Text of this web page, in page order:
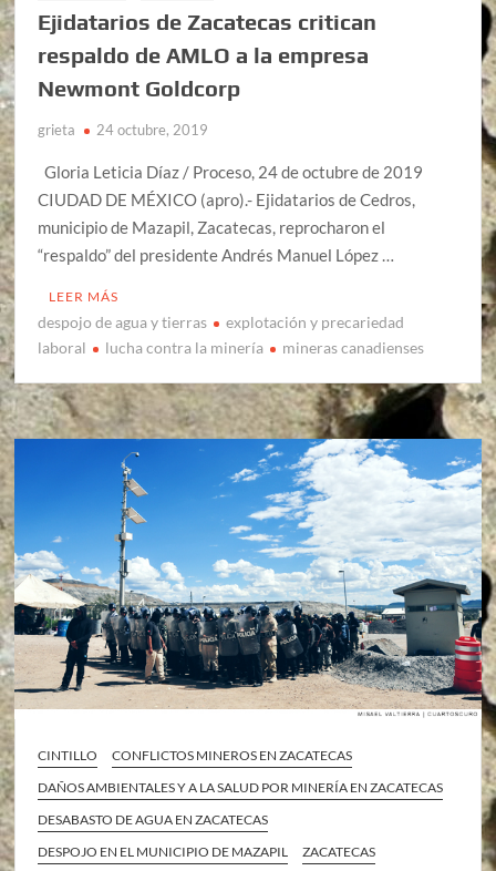
Ejidatarios de Zacatecas critican
respaldo de AMLO a la empresa
Newmont Goldcorp
grieta 24 octubre, 2019
Gloria Leticia Díaz / Proceso, 24 de octubre de 2019
CIUDAD DE MÉXICO (apro).- Ejidatarios de Cedros,
municipio de Mazapil, Zacatecas, reprocharon el
“respaldo” del presidente Andrés Manuel López …
LEER MÁS
despojo de agua y tierras
explotación y precariedad
laboral
lucha contra la minería mineras canadienses
CINTILLO
CONFLICTOS MINEROS EN ZACATECAS
DAÑOS AMBIENTALES Y A LA SALUD POR MINERÍA EN ZACATECAS
DESABASTO DE AGUA EN ZACATECAS
DESPOJO EN EL MUNICIPIO DE MAZAPIL
ZACATECAS